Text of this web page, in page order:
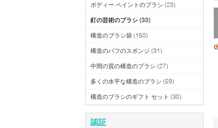
ボディー ペイントのブラシ (23)
釘の芸術のブラシ (33)
構造のブラシ袋 (150)
構造のパフのスポンジ (31)
中間の質の構造のブラシ (27)
多くの水平な構造のブラシ (59)
構造のブラシのギフト セット (30)
認証